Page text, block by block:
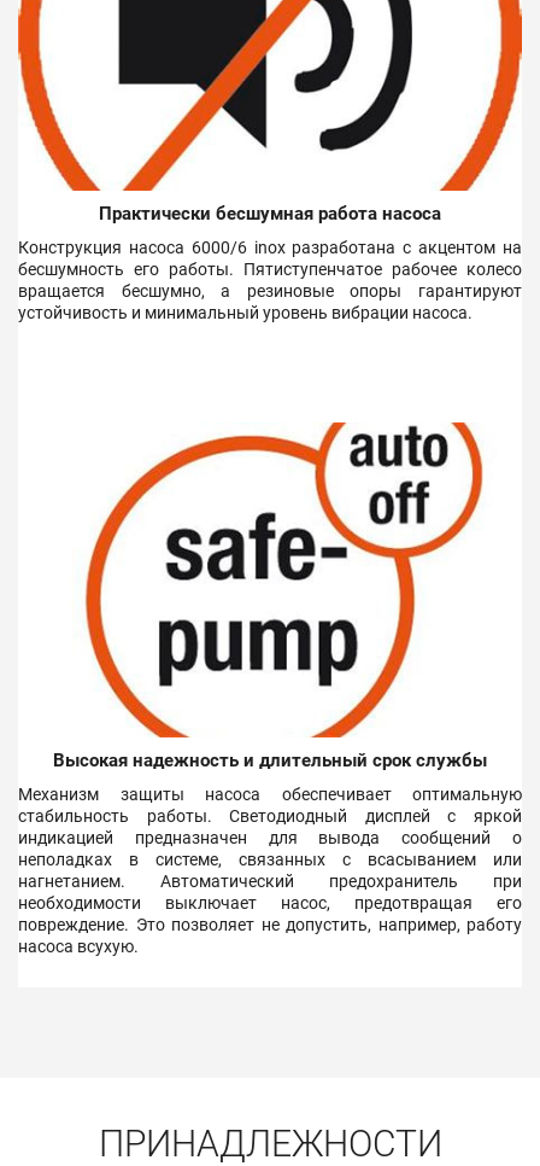
Практически бесшумная работа насоса
Конструкция насоса 6000/6 inox разработана с акцентом на
бесшумность его работы. Пятиступенчатое рабочее колесо
вращается бесшумно, а резиновые опоры гарантируют
устойчивость и минимальный уровень вибрации насоса.
Высокая надежность и длительный срок службы
Механизм защиты насоса обеспечивает оптимальную
стабильность работы. Светодиодный дисплей с яркой
индикацией предназначен для вывода сообщений о
неполадках в системе, связанных с всасыванием или
нагнетанием. Автоматический предохранитель при
необходимости выключает насос, предотвращая его
повреждение. Это позволяет не допустить, например, работу
насоса всухую.
ПРИНАДЛЕЖНОСТИ